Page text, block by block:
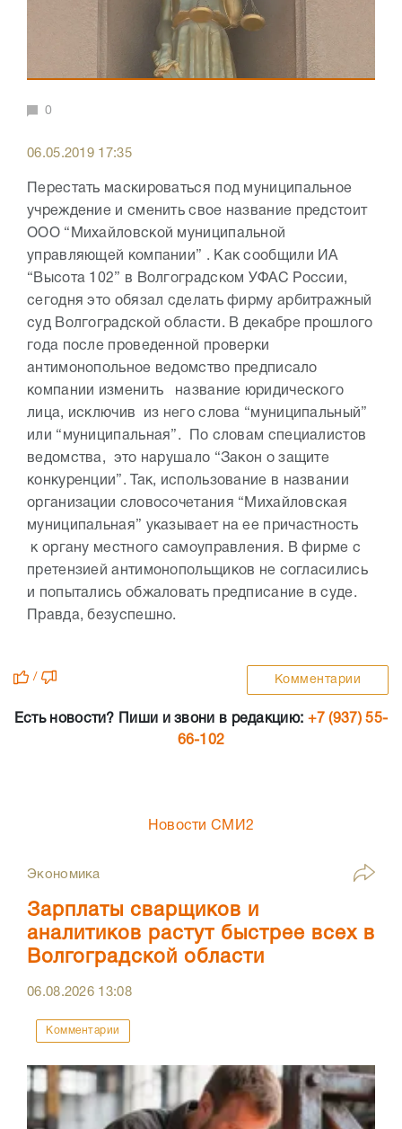
0
06.05.2019 17:35
Перестать маскироваться под муниципальное
учреждение и сменить свое название предстоит
ООО “Михайловской муниципальной
управляющей компании” . Как сообщили ИА
“Высота 102” в Волгоградском УФАС России,
сегодня это обязал сделать фирму арбитражный
суд Волгоградской области. В декабре прошлого
года после проведенной проверки
антимонопольное ведомство предписало
компании изменить название юридического
лица, исключив из него слова “муниципальный”
или “муниципальная”. По словам специалистов
ведомства, это нарушало “Закон о защите
конкуренции”. Так, использование в названии
организации словосочетания “Михайловская
муниципальная” указывает на ее причастность
к органу местного самоуправления. В фирме с
претензией антимонопольщиков не согласились
и попытались обжаловать предписание в суде.
Правда, безуспешно.
/ Комментарии
Есть новости? Пиши и звони в редакцию: +7 (937) 55-
66-102
Новости СМИ2
Экономика
Зарплаты сварщиков и
аналитиков растут быстрее всех в
Волгоградской области
06.08.2026 13:08
Комментарии